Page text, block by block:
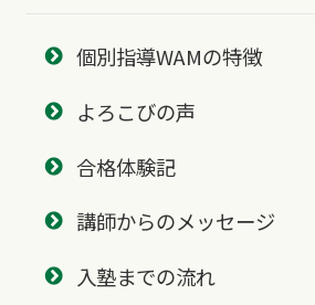
個別指導WAMの特徴
よろこびの声
合格体験記
講師からのメッセージ
入塾までの流れ